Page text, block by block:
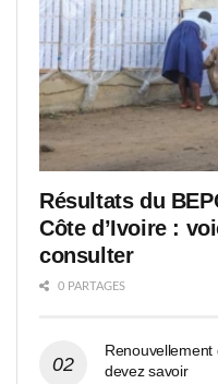
Résultats du
Côte d’Ivoire :
consulter
0 PARTAGES
Renouvellement
devez savoir